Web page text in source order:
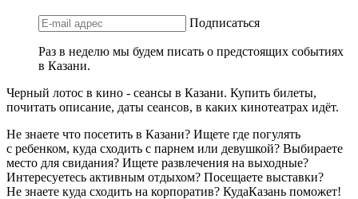
Подписаться
Раз в неделю мы будем писать о предстоящих событиях
в Казани.
Черный лотос в кино - сеансы в Казани. Купить билеты,
почитать описание, даты сеансов, в каких кинотеатрах идёт.
Не знаете что посетить в Казани? Ищете где погулять
с ребенком, куда сходить с парнем или девушкой? Выбираете
место для свидания? Ищете развлечения на выходные?
Интересуетесь активным отдыхом? Посещаете выставки?
Не знаете куда сходить на корпоратив? КудаКазань поможет!